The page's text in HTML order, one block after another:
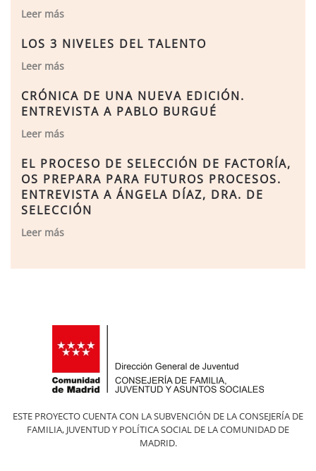
Leer más
LOS 3 NIVELES DEL TALENTO
Leer más
CRÓNICA DE UNA NUEVA EDICIÓN.
ENTREVISTA A PABLO BURGUÉ
Leer más
EL PROCESO DE SELECCIÓN DE FACTORÍA,
OS PREPARA PARA FUTUROS PROCESOS.
ENTREVISTA A ÁNGELA DÍAZ, DRA. DE
SELECCIÓN
Leer más
ESTE PROYECTO CUENTA CON LA SUBVENCIÓN DE LA CONSEJERÍA DE
FAMILIA, JUVENTUD Y POLÍTICA SOCIAL DE LA COMUNIDAD DE
MADRID.